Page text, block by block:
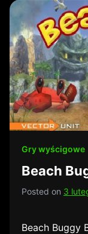
Gry wyścigowe
Beach
Posted on 3
Beach Buggy